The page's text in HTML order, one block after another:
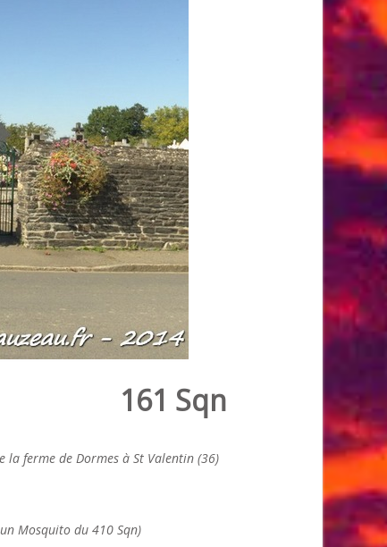
161 Sqn
la ferme de Dormes à St Valentin (36)
Mosquito du 410 Sqn)